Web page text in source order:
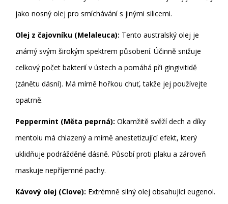
jako nosný olej pro smíchávání s jinými silicemi.
Olej z čajovníku (Melaleuca): Tento australský olej je
známý svým širokým spektrem působení. Účinně snižuje
celkový počet bakterií v ústech a pomáhá při gingivitidě
(zánětu dásní). Má mírně hořkou chuť, takže jej používejte
opatrně.
Peppermint (Měta peprná): Okamžitě svěží dech a díky
mentolu má chlazený a mírně anestetizující efekt, který
uklidňuje podrážděné dásně. Působí proti plaku a zároveň
maskuje nepříjemné pachy.
Kávový olej (Clove): Extrémně silný olej obsahující eugenol.